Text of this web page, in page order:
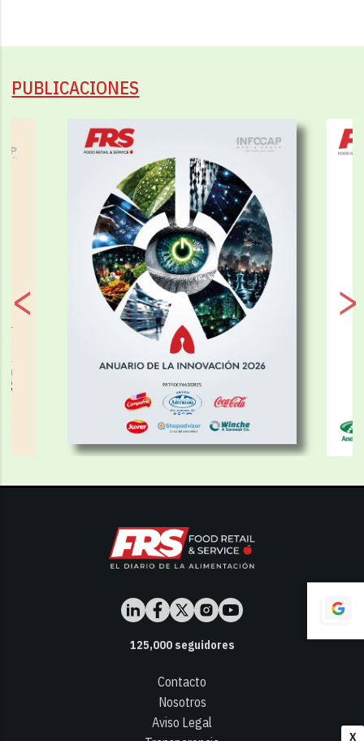
X
PUBLICACIONES
125,000seguidores
Contacto
Nosotros
Aviso Legal